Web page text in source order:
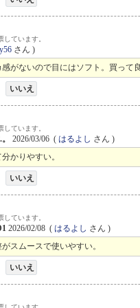
ています。
さん )
がないので目にはソフト。買って
いいえ
ています。
2026/03/06 (はるよし さん )
かりやすい。
いいえ
ています。
2026/02/08 (はるよし さん )
スムースで使いやすい。
いいえ